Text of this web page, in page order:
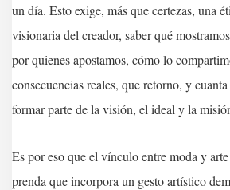
un día. Esto exige, más que certezas, una
visionaria del creador, saber qué
por quienes apostamos, cómo lo
consecuencias reales, que retorno, y
formar parte de la visión, el ideal y la
Es por eso que el vínculo entre moda y
prenda que incorpora un gesto artístico